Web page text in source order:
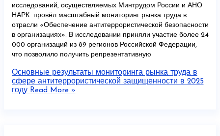
исследований, осуществляемых Минтрудом России и АНО
НАРК провёл масштабный мониторинг рынка труда в
отрасли «Обеспечение антитеррористической безопасности
в организациях». В исследовании приняли участие более 24
000 организаций из 89 регионов Российской Федерации,
что позволило получить репрезентативную
Основные результаты мониторинга рынка труда в
сфере антитеррористической защищенности в 2025
годуRead More »